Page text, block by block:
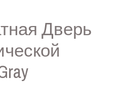
Дверь